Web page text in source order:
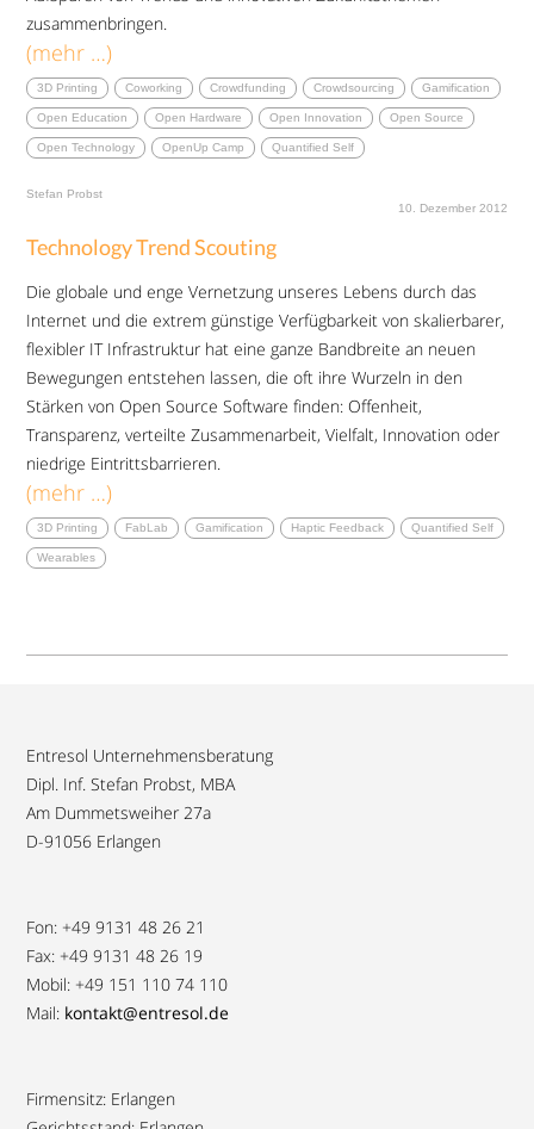
zusammenbringen.
(mehr …)
3D Printing Coworking Crowdfunding Crowdsourcing Gamification
Open Education Open Hardware Open Innovation Open Source
Open Technology OpenUp Camp Quantified Self
Stefan Probst
10. Dezember 2012
Technology Trend Scouting
Die globale und enge Vernetzung unseres Lebens durch das
Internet und die extrem günstige Verfügbarkeit von skalierbarer,
flexibler IT Infrastruktur hat eine ganze Bandbreite an neuen
Bewegungen entstehen lassen, die oft ihre Wurzeln in den
Stärken von Open Source Software finden: Offenheit,
Transparenz, verteilte Zusammenarbeit, Vielfalt, Innovation oder
niedrige Eintrittsbarrieren.
(mehr …)
3D Printing FabLab Gamification Haptic Feedback Quantified Self
Wearables
Entresol Unternehmensberatung
Dipl. Inf. Stefan Probst, MBA
Am Dummetsweiher 27a
D-91056 Erlangen
Fon: +49 9131 48 26 21
Fax: +49 9131 48 26 19
Mobil: +49 151 110 74 110
Mail: kontakt@entresol.de
Firmensitz: Erlangen